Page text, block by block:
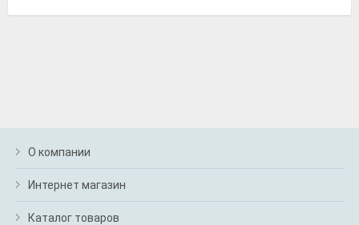
О компании
Интернет магазин
Каталог товаров